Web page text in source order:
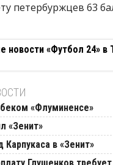
петербуржцев 63
новости «Футбол 24» в
«Флуминенсе»
«Зенит»
Карпукаса в «Зенит»